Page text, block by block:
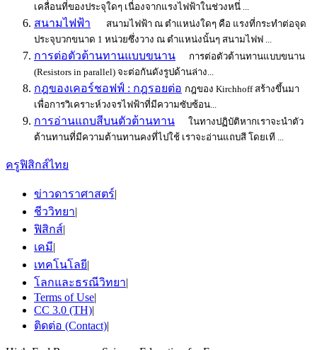
เคลื่อนที่ของประจุใดๆ เนื่องจากแรงไฟฟ้าในช่วงหนึ่ ...
สนามไฟฟ้า
สนามไฟฟ้า ณ ตำแหน่งใดๆ คือ แรงที่กระทำต่อจุด
ประจุบวกขนาด 1 หน่วยซึ่งวาง ณ ตำแหน่งนั้นๆ สนามไฟฟ ...
การต่อตัวต้านทานแบบขนาน
การต่อตัวต้านทานแบบขนาน
(Resistors in parallel) จะต่อกันดังรูปด้านล่าง...
กฎของเคอร์ชอฟฟ์ : กฎรอยต่อ กฎของ Kirchhoff สร้างขึ้นมา
เพื่อการวิเคราะห์วงจรไฟฟ้าที่มีความซับซ้อน...
การอ่านแถบสีบนตัวต้านทาน
ในทางปฏิบัติหากเราจะนำตัว
ต้านทานที่มีความต้านทานคงที่ไปใช้ เราจะอ่านแถบสี โดยเที ...
ครูฟิสิกส์ไทย
ข่าวดาราศาสตร์|
ชีววิทยา|
ฟิสิกส์|
เคมี|
เทคโนโลยี|
โลกและธรณีวิทยา|
Terms of Use|
CC 3.0 (TH)|
ติดต่อ (Contact)|